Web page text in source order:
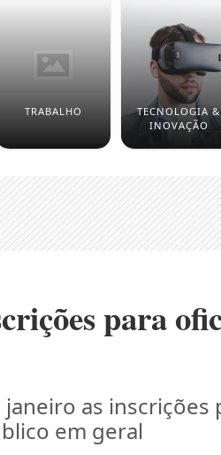
TRABALHO
TECNOLOGIA &
INOVAÇÃO
para
as inscrições
em geral